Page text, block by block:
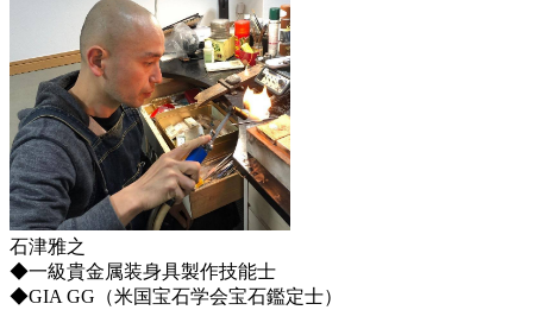
石津雅之
◆一級貴金属装身具製作技能士
◆GIA GG（米国宝石学会宝石鑑定士）